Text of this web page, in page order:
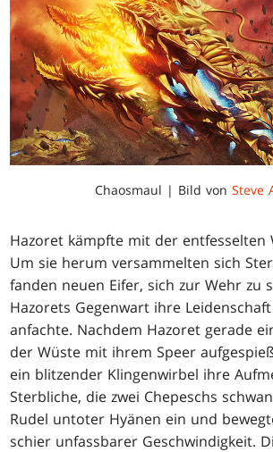
Chaosmaul | Bild von Steve
Hazoret kämpfte mit der entfesselten
Um sie herum versammelten sich
fanden neuen Eifer, sich zur Wehr zu
Hazorets Gegenwart ihre
anfachte. Nachdem Hazoret gerade
der Wüste mit ihrem Speer
ein blitzender Klingenwirbel ihre
Sterbliche, die zwei Chepeschs
Rudel untoter Hyänen ein und
schier unfassbarer Geschwindigkeit.